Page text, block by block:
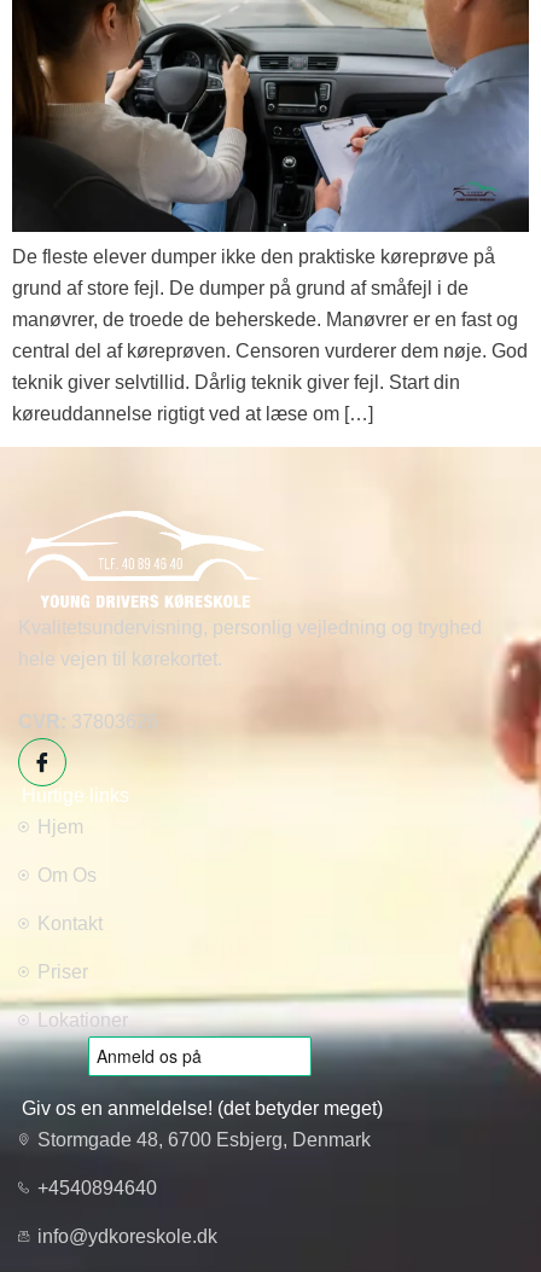
De fleste elever dumper ikke den praktiske køreprøve på
grund af store fejl. De dumper på grund af småfejl i de
manøvrer, de troede de beherskede. Manøvrer er en fast og
central del af køreprøven. Censoren vurderer dem nøje. God
teknik giver selvtillid. Dårlig teknik giver fejl. Start din
køreuddannelse rigtigt ved at læse om […]
Kvalitetsundervisning, personlig vejledning og tryghed
hele vejen til kørekortet.
CVR: 37803626
Hurtige links
Hjem
Om Os
Kontakt
Priser
Lokationer
Giv os en anmeldelse! (det betyder meget)
Stormgade 48, 6700 Esbjerg, Denmark
+4540894640
info@ydkoreskole.dk